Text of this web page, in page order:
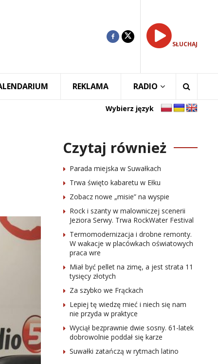
SŁUCHAJ
REKLAMA RADIO
Wybierz język
Czytaj również
Parada miejska w Suwałkach
Trwa święto kabaretu w Ełku
Zobacz nowe „misie” na wyspie
Rock i szanty w malowniczej scenerii
Jeziora Serwy. Trwa RockWater Festival
Termomodernizacja i drobne remonty.
W wakacje w placówkach oświatowych
praca wre
Miał być pellet na zimę, a jest strata 11
tysięcy złotych
Za szybko we Frąckach
Lepiej tę wiedzę mieć i niech się nam
nie przyda w praktyce
Wyciął bezprawnie dwie sosny. 61-latek
dobrowolnie poddał się karze
Suwałki zatańczą w rytmach latino